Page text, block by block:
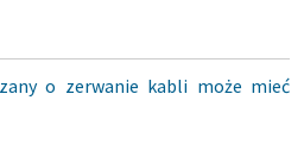
o zerwanie kabli może mieć